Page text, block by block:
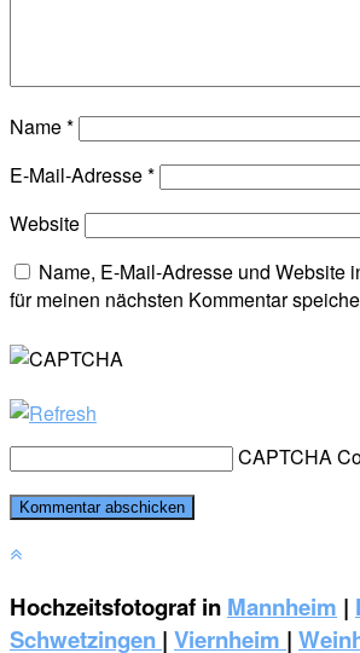
Name*
E-Mail-Adresse*
Website
Name, E-Mail-Adresse und Website
für meinen nächsten Kommentar
CAPTCHA
Hochzeitsfotograf in Mannheim |
Schwetzingen | Viernheim |